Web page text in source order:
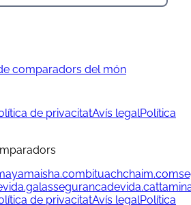
comparadors del món
de privacitatAvís legalPolítica
bituachchaim.com
assegurancadevida.cat
de privacitatAvís legalPolítica